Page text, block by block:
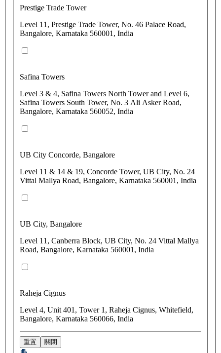
Prestige Trade Tower
Level 11, Prestige Trade Tower, No. 46 Palace Road,
Bangalore, Karnataka 560001, India
Safina Towers
Level 3 & 4, Safina Towers North Tower and Level 6,
Safina Towers South Tower, No. 3 Ali Asker Road,
Bangalore, Karnataka 560052, India
UB City Concorde, Bangalore
Level 11 & 14 & 19, Concorde Tower, UB City, No. 24
Vittal Mallya Road, Bangalore, Karnataka 560001, India
UB City, Bangalore
Level 11, Canberra Block, UB City, No. 24 Vittal Mallya
Road, Bangalore, Karnataka 560001, India
Raheja Cignus
Level 4, Unit 401, Tower 1, Raheja Cignus, Whitefield,
Bangalore, Karnataka 560066, India
重置 關閉